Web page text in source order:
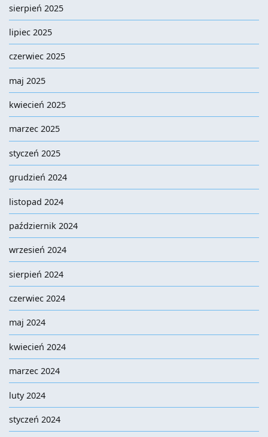
sierpień 2025
lipiec 2025
czerwiec 2025
maj 2025
kwiecień 2025
marzec 2025
styczeń 2025
grudzień 2024
listopad 2024
październik 2024
wrzesień 2024
sierpień 2024
czerwiec 2024
maj 2024
kwiecień 2024
marzec 2024
luty 2024
styczeń 2024